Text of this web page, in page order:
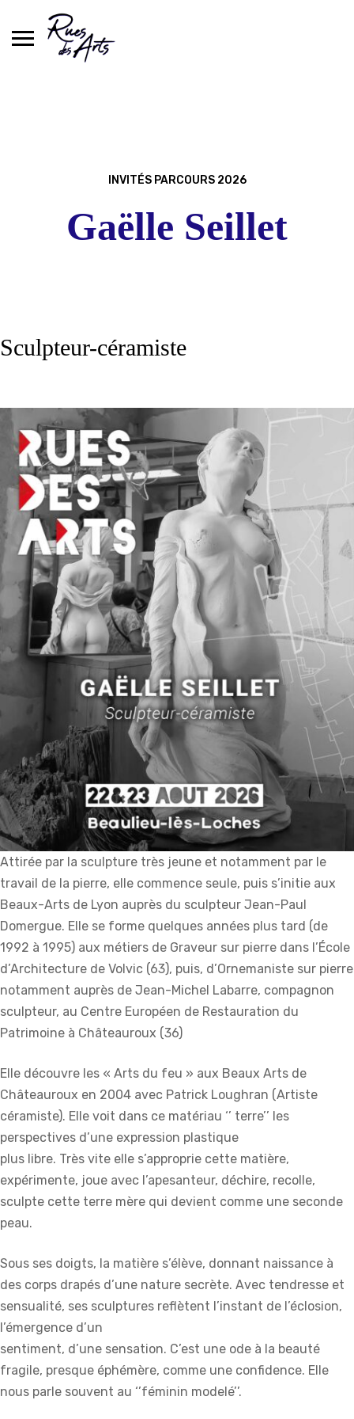
INVITÉS PARCOURS 2026
Gaëlle Seillet
Sculpteur-céramiste
Attirée par la sculpture très jeune et notamment par le
travail de la pierre, elle commence seule, puis s’initie aux
Beaux-Arts de Lyon auprès du sculpteur Jean-Paul
Domergue. Elle se forme quelques années plus tard (de
1992 à 1995) aux métiers de Graveur sur pierre dans l’École
d’Architecture de Volvic (63), puis, d’Ornemaniste sur pierre
notamment auprès de Jean-Michel Labarre, compagnon
sculpteur, au Centre Européen de Restauration du
Patrimoine à Châteauroux (36)
Elle découvre les « Arts du feu » aux Beaux Arts de
Châteauroux en 2004 avec Patrick Loughran (Artiste
céramiste). Elle voit dans ce matériau ‘’ terre’’ les
perspectives d’une expression plastique
plus libre. Très vite elle s’approprie cette matière,
expérimente, joue avec l’apesanteur, déchire, recolle,
sculpte cette terre mère qui devient comme une seconde
peau.
Sous ses doigts, la matière s’élève, donnant naissance à
des corps drapés d’une nature secrète. Avec tendresse et
sensualité, ses sculptures reflètent l’instant de l’éclosion,
l’émergence d’un
sentiment, d’une sensation. C’est une ode à la beauté
fragile, presque éphémère, comme une confidence. Elle
nous parle souvent au ‘’féminin modelé’’.